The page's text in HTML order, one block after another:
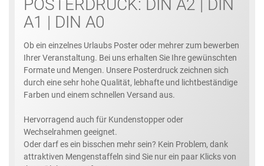
POSTERDRUCK: DIN A2 | DIN
A1 | DIN A0
Ob ein einzelnes Urlaubs Poster oder mehrer zum bewerben
Ihrer Veranstaltung. Bei uns erhalten Sie Ihre gewünschten
Formate und Mengen. Unsere Posterdruck zeichnen sich
durch eine sehr hohe Qualität, lebhafte und lichtbeständige
Farben und einem schnellen Versand aus.
Hervorragend auch für Kundenstopper oder
Wechselrahmen geeignet.
Oder darf es ein bisschen mehr sein? Kein Problem, dank
attraktiven Mengenstaffeln sind Sie nur ein paar Klicks von